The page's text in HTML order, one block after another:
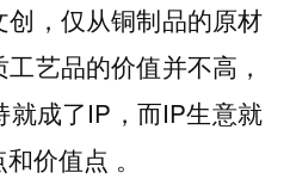
， 仅从铜制品的原材
艺品的价值并不高，
成了IP，而IP生意就
价值点 。